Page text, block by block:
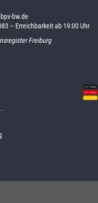
bw.de
– Erreichbarkeit ab 19:00 Uhr
Freiburg